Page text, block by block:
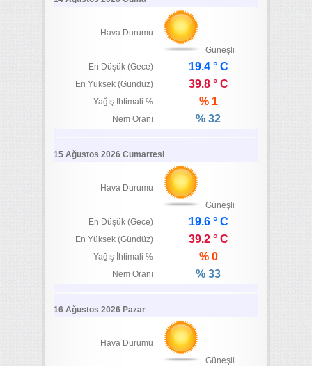
Hava Durumu
Güneşli
En Düşük (Gece)
19.4 ° C
En Yüksek (Gündüz) 39.8 ° C
Yağış İhtimali % % 1
Nem Oranı % 32
15 Ağustos 2026 Cumartesi
Hava Durumu
Güneşli
En Düşük (Gece)
19.6 ° C
En Yüksek (Gündüz) 39.2 ° C
Yağış İhtimali % % 0
Nem Oranı % 33
16 Ağustos 2026 Pazar
Hava Durumu
Güneşli